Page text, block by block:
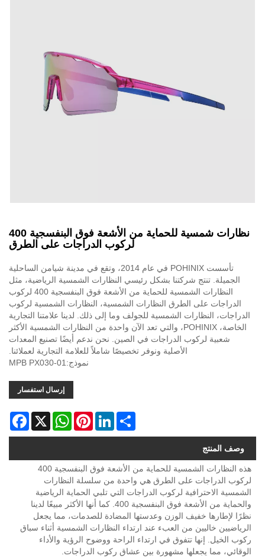
نظارات شمسية للحماية من الأشعة فوق البنفسجية 400
لركوب الدراجات على الطرق
تأسست POHINIX في عام 2014، وتقع في مدينة شيامن الساحلية
الجميلة. تنتج شركتنا بشكل رئيسي النظارات الشمسية الرياضية، مثل
النظارات الشمسية للحماية من الأشعة فوق البنفسجية 400 لركوب
الدراجات على الطرق النظارات الشمسية، النظارات الشمسية لركوب
الدراجات، النظارات الشمسية للجولف وما إلى ذلك. لدينا علامتنا التجارية
الخاصة، POHINIX، والتي تعد الآن واحدة من النظارات الشمسية الأكثر
شعبية لركوب الدراجات في الصين. نحن ندعم أيضًا تصنيع المعدات
الأصلية ونوفر تخصيصًا شاملاً للعلامة التجارية لعملائنا.
نموذج:MPB PX030-01
إرسال استفسار
X
WhatsAppPinterestLinkedInShare
وصف المنتج
هذه النظارات الشمسية للحماية من الأشعة فوق البنفسجية 400
لركوب الدراجات على الطرق هي واحدة من سلسلة النظارات
الشمسية الاحترافية لركوب الدراجات التي تلبي الحماية الرياضية
والحماية من الأشعة فوق البنفسجية 400. كما أنها الأكثر مبيعًا لدينا
نظرًا لإطارها خفيف الوزن وعدستها المضادة للصدمات، مما يجعل
الرياضيين خاليين من العبء عند ارتداء النظارات الشمسية أثناء سباق
ركوب الخيل. إنها تتفوق في ارتداء الراحة ووضوح الرؤية والأداء
الوقائي، مما يجعلها مشهورة بين عشاق ركوب الدراجات.